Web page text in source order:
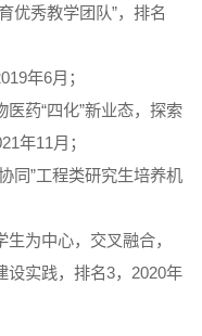
优秀教学团队”，排名
年6月；
医药“四化”新业态，探索
年11月；
同”工程类研究生培养机
为中心，交叉融合，
设实践，排名3，2020年